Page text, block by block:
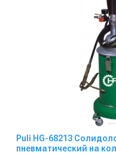
Puli HG-68213
пневматический на